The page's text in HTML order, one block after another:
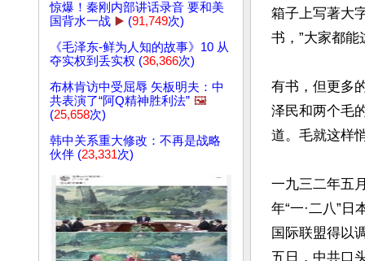
惊爆！秦刚内部讲话录音 要和美
国背水一战 ▶️ (91,749次)
《毛泽东-鲜为人知的故事》10 从
夺实权到丢实权 (36,366次)
布林肯访中受屈辱 矢板明夫：中
共表演了“阿Q精神胜利法” 🖼️
(25,658次)
韩中关系重大修改：不再是战略
伙伴 (23,331次)
箱子上写著大
书，”大家都能
有书，但更多
泽民和两个毛
道。毛就这样
一九三二年五
年“一·二八”
国际联盟得以
五日，中共口